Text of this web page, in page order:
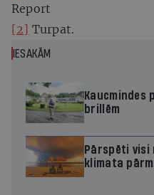
Report
[2] Turpat.
IESAKĀM
brillēm
Pārspēti visi
klimata